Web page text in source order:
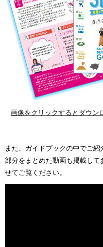
画像をクリックするとダウン
また、ガイドブックの中でご
部分をまとめた動画も掲載し
せてご覧ください。